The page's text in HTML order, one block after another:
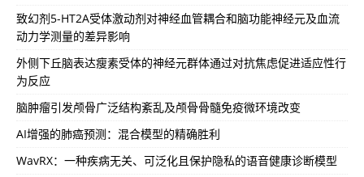
致幻剂5-HT2A受体激动剂对神经血管耦合和脑功能神经元及血流
动力学测量的差异影响
外侧下丘脑表达瘦素受体的神经元群体通过对抗焦虑促进适应性行
为反应
脑肿瘤引发颅骨广泛结构紊乱及颅骨骨髓免疫微环境改变
AI增强的肺癌预测：混合模型的精确胜利
WavRX：一种疾病无关、可泛化且保护隐私的语音健康诊断模型